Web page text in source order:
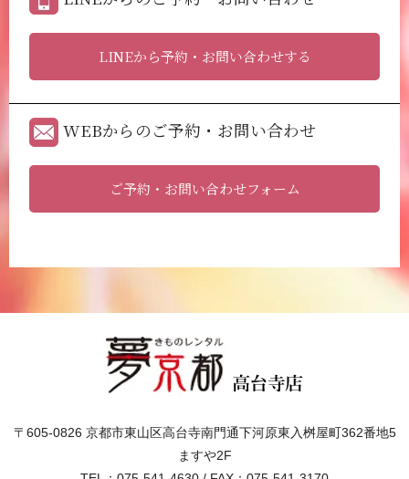
LINEから予約・お問い合わせする
WEBからのご予約・お問い合わせ
ご予約・お問い合わせフォーム
〒605-0826 京都市東山区高台寺南門通下河原東入桝屋町362番地5
ますや2F